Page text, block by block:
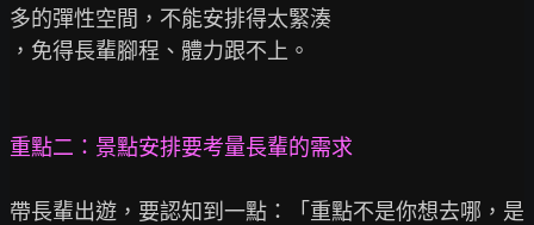
多的彈性空間，不能安排得太緊湊
，免得長輩腳程、體力跟不上。
重點二：景點安排要考量長輩的需求
帶長輩出遊，要認知到一點：「重點不是你想去哪，是